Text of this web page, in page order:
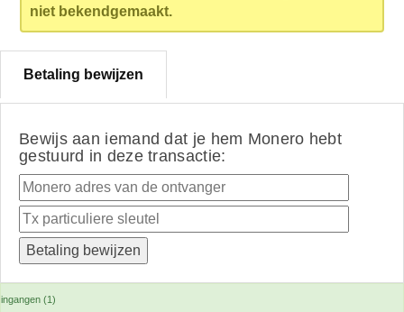
niet bekendgemaakt.
Betaling bewijzen
Bewijs aan iemand dat je hem Monero hebt
gestuurd in deze transactie:
ingangen (1)